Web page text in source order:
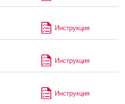
Инструкция
Инструкция
Инструкция